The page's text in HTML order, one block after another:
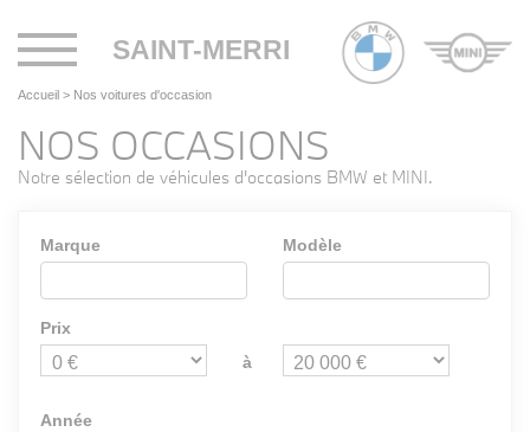
SAINT-MERRI
Toggle
navigation
Accueil > Nos voitures d'occasion
NOS OCCASIONS
Notre sélection de véhicules d'occasions BMW et MINI.
Marque Modèle
Prix
à
Année